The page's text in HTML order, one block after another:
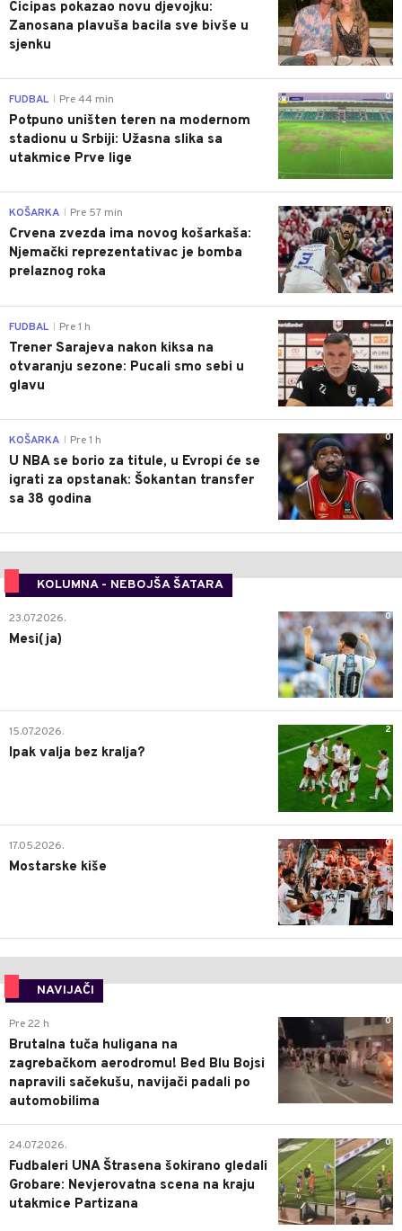
Cicipas pokazao novu djevojku:
Zanosana plavuša bacila sve bivše u
sjenku
0
FUDBAL Pre 44 min
Potpuno uništen teren na modernom
stadionu u Srbiji: Užasna slika sa
utakmice Prve lige
0
KOŠARKA Pre 57 min
Crvena zvezda ima novog košarkaša:
Njemački reprezentativac je bomba
prelaznog roka
0
FUDBAL Pre 1 h
Trener Sarajeva nakon kiksa na
otvaranju sezone: Pucali smo sebi u
glavu
0
KOŠARKA Pre 1 h
U NBA se borio za titule, u Evropi će se
igrati za opstanak: Šokantan transfer
sa 38 godina
KOLUMNA - NEBOJŠA ŠATARA
0
23.07.2026.
Mesi(ja)
2
15.07.2026.
Ipak valja bez kralja?
0
17.05.2026.
Mostarske kiše
NAVIJAČI
0
Pre 22 h
Brutalna tuča huligana na
zagrebačkom aerodromu! Bed Blu Bojsi
napravili sačekušu, navijači padali po
automobilima
0
24.07.2026.
Fudbaleri UNA Štrasena šokirano gledali
Grobare: Nevjerovatna scena na kraju
utakmice Partizana